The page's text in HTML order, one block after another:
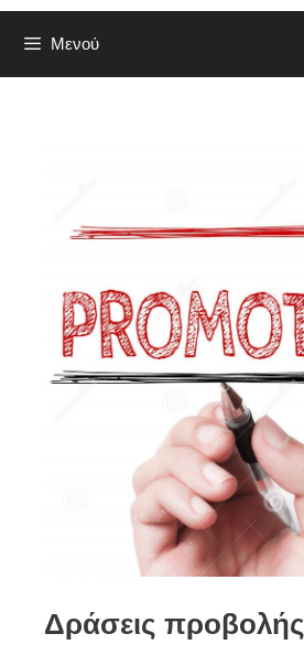
Μενού
Δράσεις προβολής